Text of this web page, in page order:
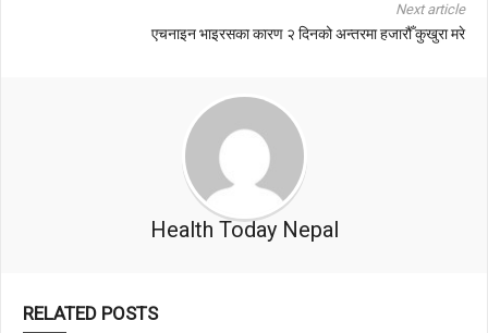
Next article
एचनाइन भाइरसका कारण २ दिनको अन्तरमा हजारौँ कुखुरा मरे
Health Today Nepal
RELATED POSTS